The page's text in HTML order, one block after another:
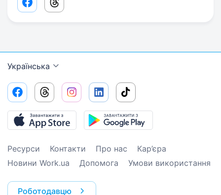
Facebook share link
Threads share link
Українська
Ресурси Контакти Про нас
Кар’єра
Новини Work.ua
Допомога Умови використання
Роботодавцю